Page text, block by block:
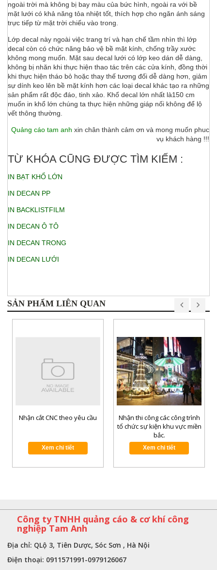
ngoài trời mà không bị bay màu của bức hình, ngoài ra với bề
mặt lưới có khả năng tỏa nhiệt tốt, thích hợp cho ngăn ánh sáng
trực tiếp từ mặt trời chiếu vào trong.
Lớp decal này ngoài việc trang trí và hạn chế tầm nhìn thì lớp
decal còn có chức năng bảo vệ bề mặt kính, chống trầy xước
không mong muốn. Mặt sau decal lưới có lớp keo dán dễ dàng,
không bị nhăn khi thực hiện thao tác trên các cửa kính, đồng thời
khi thực hiện tháo bỏ hoặc thay thế tương đối dễ dàng hơn, giảm
sự dính keo lên bề mặt kính hơn các loại decal khác tạo ra những
sản phẩm rất độc đáo, tinh xảo. Khổ decal lớn nhất là150 cm
muốn in khổ lớn chúng ta thực hiện những giáp nối không để lộ
vết thông thường.
Quảng cáo tam anh xin chân thành cảm ơn và mong muốn phuc
vụ khách hàng !!!
TỪ KHÓA CŨNG ĐƯỢC TÌM KIẾM :
IN BẠT KHỔ LỚN
IN DECAN PP
IN BACKLISTFILM
IN DECAN Ô TÔ
IN DECAN TRONG
IN DECAN LƯỚI
SẢN PHẨM LIÊN QUAN
Nhận cắt CNC theo yêu cầu
Xem chi tiết
Nhận thi công các công trình
tổ chức sự kiện khu vực miền
bắc.
Xem chi tiết
Công ty TNHH quảng cáo & cơ khí công
nghiệp Tam Anh
Địa chỉ: QLộ 3, Tiên Dược, Sóc Sơn , Hà Nội
Điện thoại: 0911571991-0979126067